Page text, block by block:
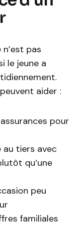
pas
le jeune a
aider :
pour
au tiers avec
qu’une
peu
familiales